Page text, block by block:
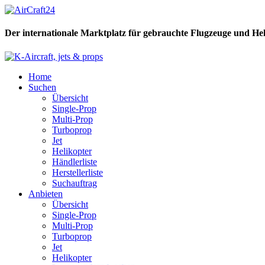
Der internationale Marktplatz für gebrauchte Flugzeuge und
Home
Suchen
Übersicht
Single-Prop
Multi-Prop
Turboprop
Jet
Helikopter
Händlerliste
Herstellerliste
Suchauftrag
Anbieten
Übersicht
Single-Prop
Multi-Prop
Turboprop
Jet
Helikopter